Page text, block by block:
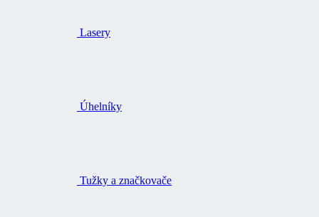
Lasery
Úhelníky
Tužky a značkovače